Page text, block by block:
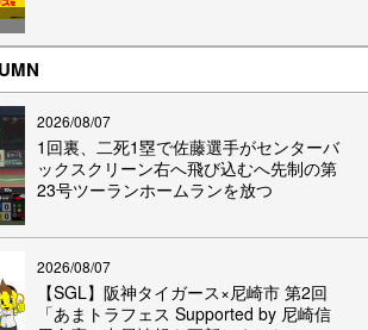
2026/08/07
1回裏、二死1塁で佐藤選手がセンターバ
ックスクリーン右へ飛び込むへ先制の第
23号ツーランホームランを放つ
2026/08/07
【SGL】阪神タイガース×尼崎市 第2回
「あまトラフェス Supported by 尼崎信